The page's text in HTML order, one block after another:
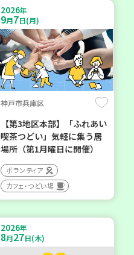
2026年
9月7日(月)
神戸市兵庫区
【第3地区本部】「ふれあい
喫茶つどい」気軽に集う居
場所（第1月曜日に開催）
ボランティア
カフェ・つどい場
2026年
8月27日(木)